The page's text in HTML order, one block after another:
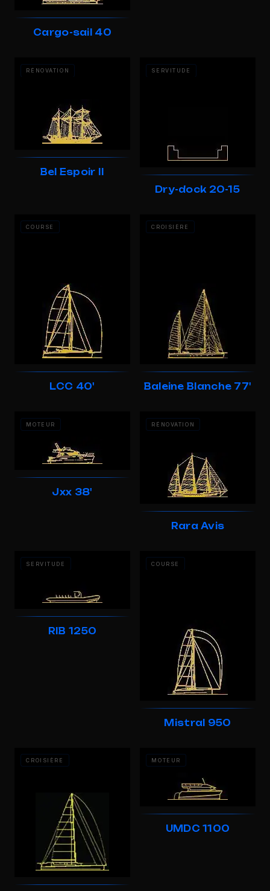
Cargo-sail 40
RÉNOVATION
Bel Espoir II
SERVITUDE
Dry-dock 20-15
COURSE
LCC 40'
CROISIÈRE
Baleine Blanche 77'
MOTEUR
Jxx 38'
RÉNOVATION
Rara Avis
SERVITUDE
RIB 1250
COURSE
Mistral 950
CROISIÈRE MOTEUR
UMDC 1100